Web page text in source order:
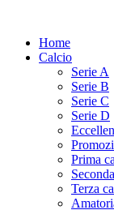
Home
Calcio
Serie A
Serie B
Serie C
Serie D
Prima
Terza